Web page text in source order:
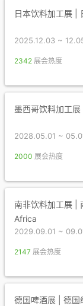
日本饮料加工展 |
2025.12.03 ~
2342 展会热度
墨西哥饮料加工
2028.05.01 ~
2000 展会热度
南非饮料加工展 |
Africa
2029.09.01 ~
2147 展会热度
德国啤酒展 | 德国